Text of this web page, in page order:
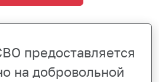
предоставляется
на добровольной